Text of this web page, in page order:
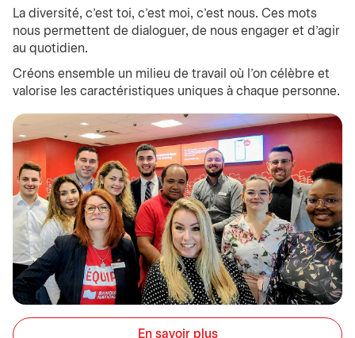
La diversité, c’est toi, c’est moi, c’est nous. Ces mots
nous permettent de dialoguer, de nous engager et d’agir
au quotidien.
Créons ensemble un milieu de travail où l’on célèbre et
valorise les caractéristiques uniques à chaque personne.
En savoir plus